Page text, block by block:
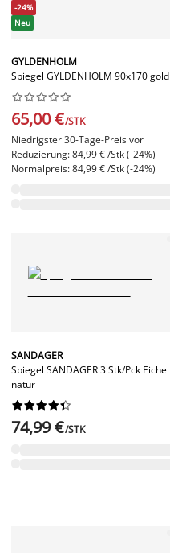
-24%
Neu
GYLDENHOLM
Spiegel GYLDENHOLM 90x170 gold






65,00 €/STK
Niedrigster 30-Tage-Preis vor
Reduzierung: 84,99 € /Stk (-24%)
Normalpreis: 84,99 € /Stk (-24%)
SANDAGER
Spiegel SANDAGER 3 Stk/Pck Eiche
natur






74,99 €/STK